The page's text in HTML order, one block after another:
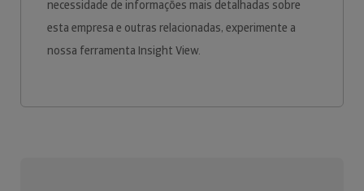
necessidade de informações mais detalhadas sobre
esta empresa e outras relacionadas, experimente a
nossa ferramenta Insight View.